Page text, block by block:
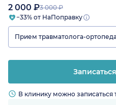
2 000 ₽3 000 ₽
−33% от НаПоправку
Прием травматолога-ортопеда
В клинику можно записаться